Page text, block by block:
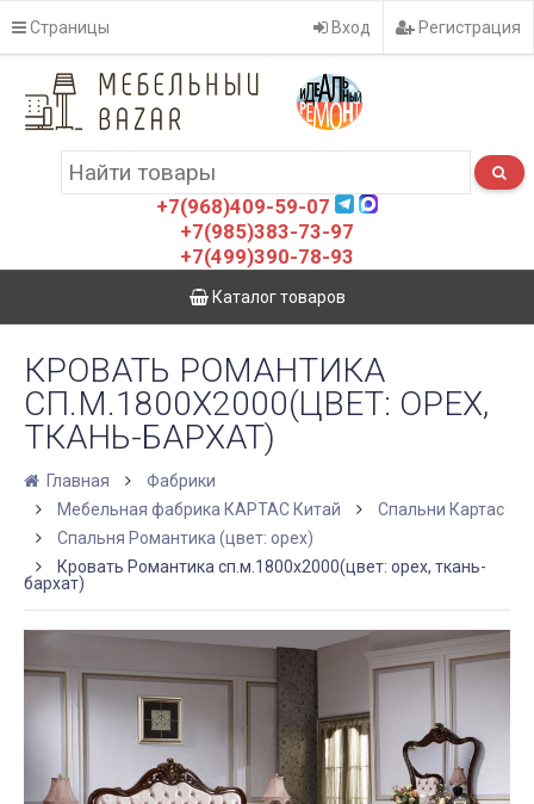
Страницы Вход Регистрация
+7(968)409-59-07
+7(985)383-73-97
+7(499)390-78-93
Каталог товаров
КРОВАТЬ РОМАНТИКА
СП.М.1800Х2000(ЦВЕТ: ОРЕХ,
ТКАНЬ-БАРХАТ)
Главная
Фабрики
Мебельная фабрика КАРТАС Китай
Спальни Картас
Спальня Романтика (цвет: орех)
Кровать Романтика сп.м.1800х2000(цвет: орех, ткань-
бархат)